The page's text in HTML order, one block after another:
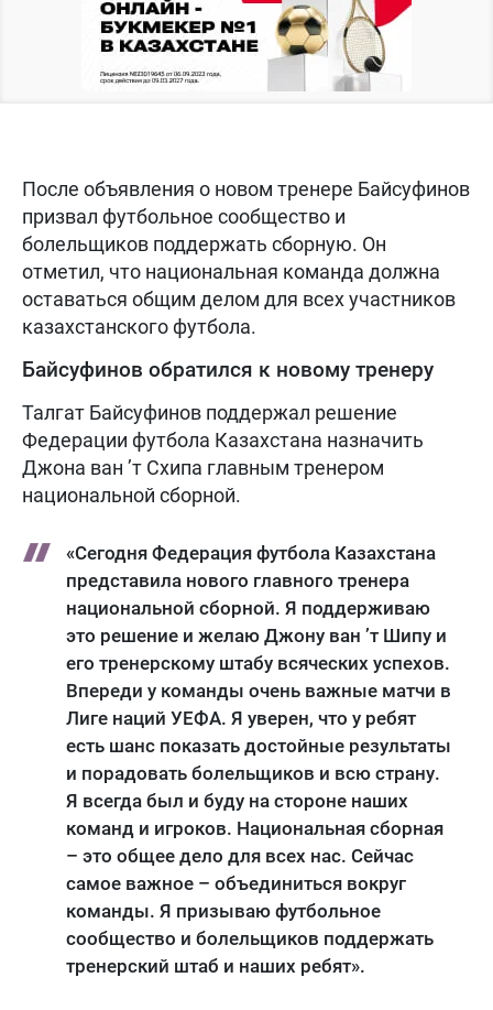
После объявления о новом тренере Байсуфинов
призвал футбольное сообщество и
болельщиков поддержать сборную. Он
отметил, что национальная команда должна
оставаться общим делом для всех участников
казахстанского футбола.
Байсуфинов обратился к новому тренеру
Талгат Байсуфинов поддержал решение
Федерации футбола Казахстана назначить
Джона ван ’т Схипа главным тренером
национальной сборной.
«Сегодня Федерация футбола Казахстана
представила нового главного тренера
национальной сборной. Я поддерживаю
это решение и желаю Джону ван ’т Шипу и
его тренерскому штабу всяческих успехов.
Впереди у команды очень важные матчи в
Лиге наций УЕФА. Я уверен, что у ребят
есть шанс показать достойные результаты
и порадовать болельщиков и всю страну.
Я всегда был и буду на стороне наших
команд и игроков. Национальная сборная
– это общее дело для всех нас. Сейчас
самое важное – объединиться вокруг
команды. Я призываю футбольное
сообщество и болельщиков поддержать
тренерский штаб и наших ребят».